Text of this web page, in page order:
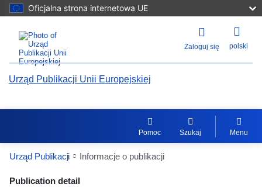
Oficjalna strona internetowa UE
Zaloguj się polski
Urząd Publikacji Unii Europejskiej
Pomoc Szukaj Menu
Urząd Publikacji Informacje o publikacji
Publication Detail Actions Portlet
Publication detail